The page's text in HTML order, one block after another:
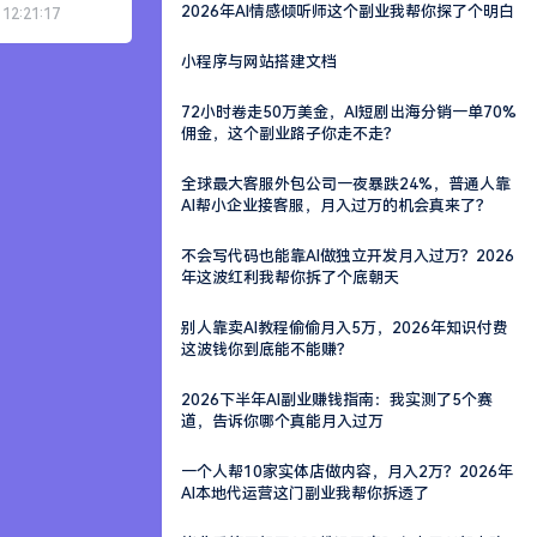
2026年AI情感倾听师这个副业我帮你探了个明白
小程序与网站搭建文档
72小时卷走50万美金，AI短剧出海分销一单70%
佣金，这个副业路子你走不走？
全球最大客服外包公司一夜暴跌24%，普通人靠
AI帮小企业接客服，月入过万的机会真来了？
不会写代码也能靠AI做独立开发月入过万？2026
年这波红利我帮你拆了个底朝天
别人靠卖AI教程偷偷月入5万，2026年知识付费
这波钱你到底能不能赚？
2026下半年AI副业赚钱指南：我实测了5个赛
道，告诉你哪个真能月入过万
一个人帮10家实体店做内容，月入2万？2026年
AI本地代运营这门副业我帮你拆透了